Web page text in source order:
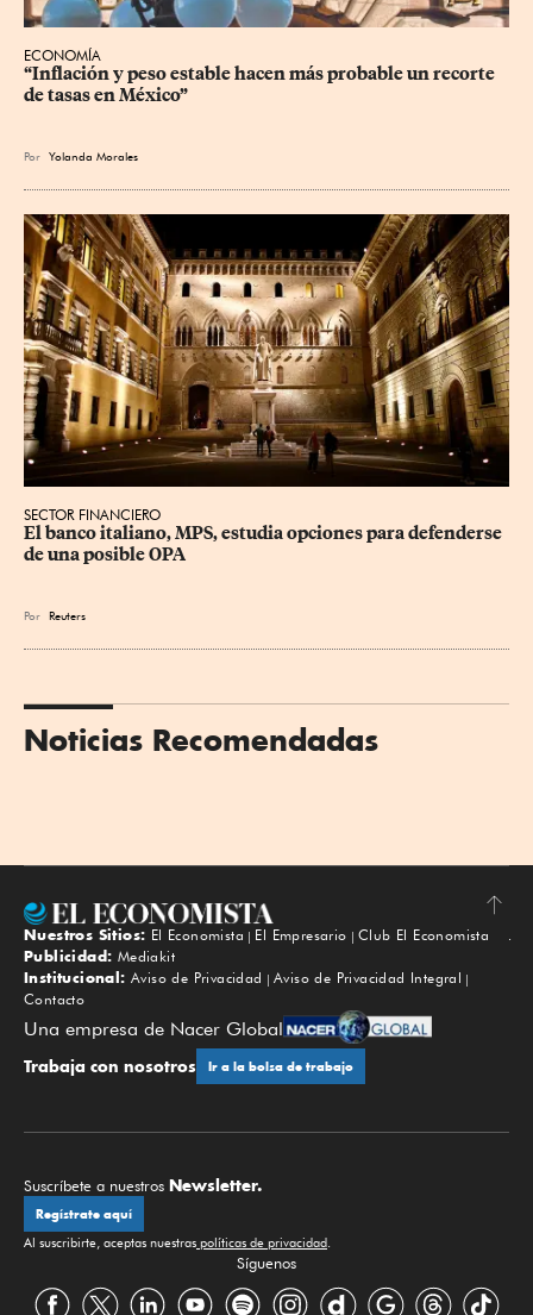
ECONOMÍA
“Inflación y peso estable hacen más probable un recorte
de tasas en México”
Por Yolanda Morales
SECTOR FINANCIERO
El banco italiano, MPS, estudia opciones para defenderse
de una posible OPA
Por Reuters
Noticias Recomendadas
Subir
Nuestros Sitios: El Economista El Empresario
Club El Economista
Publicidad: Mediakit
Institucional: Aviso de Privacidad
Aviso de Privacidad Integral
Contacto
Una empresa de Nacer Global
Trabaja con nosotros Ir a la bolsa de trabajo
Suscríbete a nuestros Newsletter.
Regístrate aquí
Al suscribirte, aceptas nuestras políticas de privacidad
Síguenos